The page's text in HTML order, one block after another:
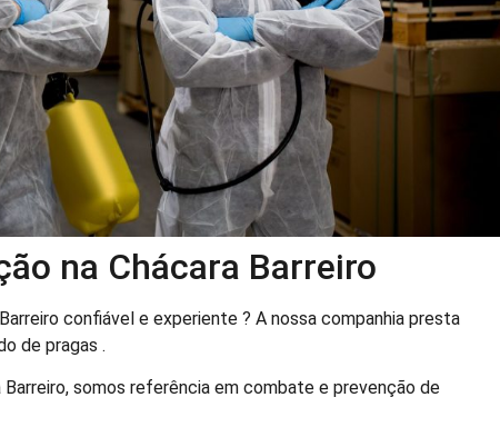
na Chácara Barreiro
confiável e experiente ? A nossa companhia presta
de pragas .
somos referência em combate e prevenção de